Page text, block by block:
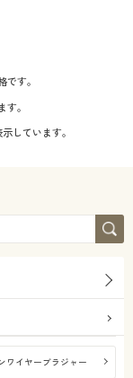
レース
す。
。
しています。
ワイヤーブラジャー